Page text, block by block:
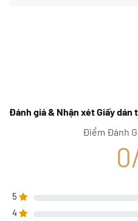
Đánh giá & Nhận xét Giấy dán
Điểm Đánh
5
4